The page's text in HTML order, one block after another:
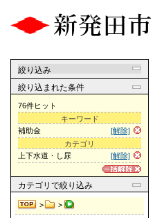
絞り込み
絞り込まれた条件
76件ヒット
キーワード
[解除]
補助金
カテゴリ
[解除]
上下水道・し尿
カテゴリ で絞り込み
> >